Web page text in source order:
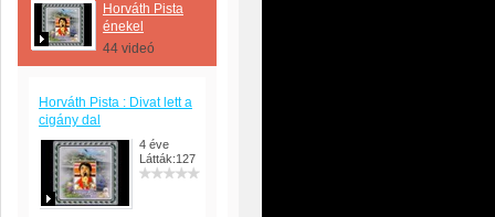
Horváth Pista
énekel
44 videó
Horváth Pista : Divat lett a
cigány dal
4 éve
Látták:127